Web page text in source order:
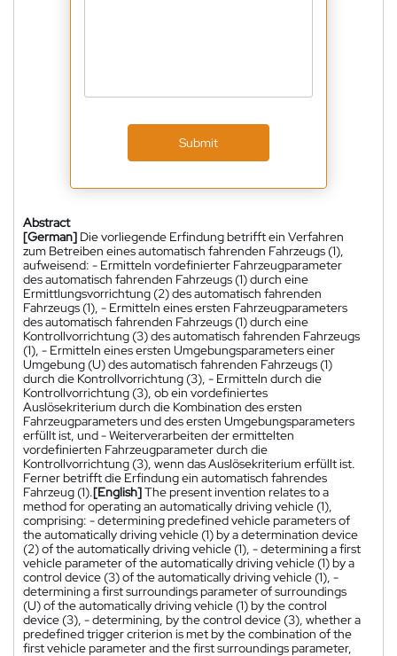
Submit
Abstract
[German] Die vorliegende Erfindung betrifft ein Verfahren
zum Betreiben eines automatisch fahrenden Fahrzeugs (1),
aufweisend: - Ermitteln vordefinierter Fahrzeugparameter
des automatisch fahrenden Fahrzeugs (1) durch eine
Ermittlungsvorrichtung (2) des automatisch fahrenden
Fahrzeugs (1), - Ermitteln eines ersten Fahrzeugparameters
des automatisch fahrenden Fahrzeugs (1) durch eine
Kontrollvorrichtung (3) des automatisch fahrenden Fahrzeugs
(1), - Ermitteln eines ersten Umgebungsparameters einer
Umgebung (U) des automatisch fahrenden Fahrzeugs (1)
durch die Kontrollvorrichtung (3), - Ermitteln durch die
Kontrollvorrichtung (3), ob ein vordefiniertes
Auslösekriterium durch die Kombination des ersten
Fahrzeugparameters und des ersten Umgebungsparameters
erfüllt ist, und - Weiterverarbeiten der ermittelten
vordefinierten Fahrzeugparameter durch die
Kontrollvorrichtung (3), wenn das Auslösekriterium erfüllt ist.
Ferner betrifft die Erfindung ein automatisch fahrendes
Fahrzeug (1).[English]The present invention relates to a
method for operating an automatically driving vehicle (1),
comprising: - determining predefined vehicle parameters of
the automatically driving vehicle (1) by a determination device
(2) of the automatically driving vehicle (1), - determining a first
vehicle parameter of the automatically driving vehicle (1) by a
control device (3) of the automatically driving vehicle (1), -
determining a first surroundings parameter of surroundings
(U) of the automatically driving vehicle (1) by the control
device (3), - determining, by the control device (3), whether a
predefined trigger criterion is met by the combination of the
first vehicle parameter and the first surroundings parameter,